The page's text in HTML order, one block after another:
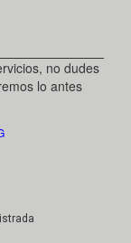
no dudes
lo antes